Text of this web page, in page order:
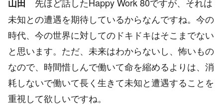
山田
未知との遭遇を期待しているからなんですね。今の
時代、今の世界に対してのドキドキはそこまでない
と思います。ただ、未来はわからないし、怖いもの
なので、時間惜しんで働いて命を縮めるよりは、消
耗しないで働いて長く生きて未知と遭遇することを
重視して欲しいですね。